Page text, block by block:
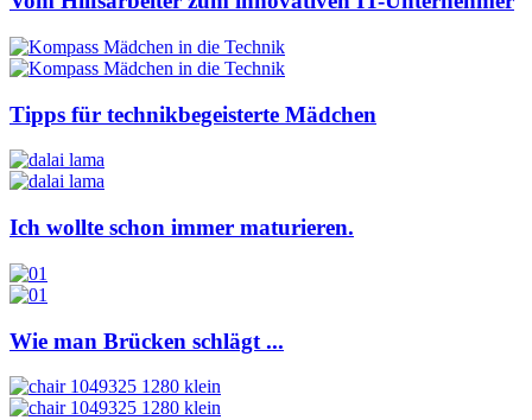
Tipps für technikbegeisterte Mädchen
Ich wollte schon immer maturieren.
Wie man Brücken schlägt ...